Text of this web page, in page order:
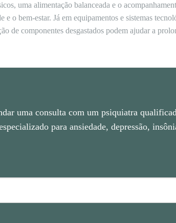
uma alimentação balanceada e o
o bem-estar. Já em equipamentos e sistemas
de componentes desgastados podem ajudar a
uma consulta com um psiquiatra
para ansiedade, depressão,